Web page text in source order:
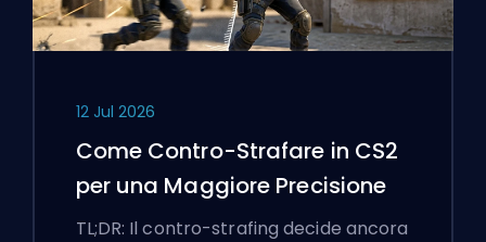
12 Jul 2026
Come Contro-Strafare in CS2
per una Maggiore Precisione
TL;DR: Il contro-strafing decide ancora